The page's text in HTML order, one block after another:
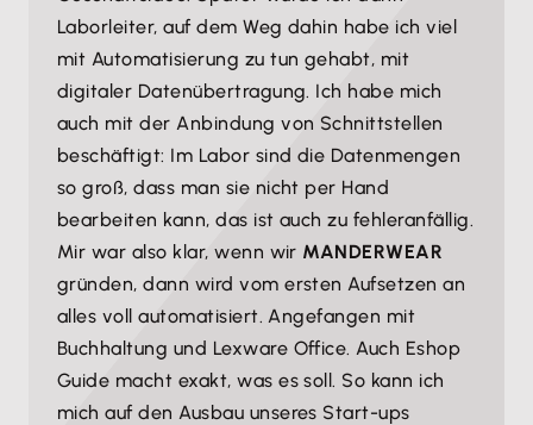
kurz prüfen muss.“
vorkamen
Alexis Knell: „Wir sind direkt auf diesem hohem
Automatisierungsgrad eingestiegen, unter anderem
auch damit unser Business zukunftssicher ist. Denn
Automatisierung spart auch sehr viel Zeit, die dann
für andere Aufgaben freigegeben wird. Man muss
ganz klar sagen: Hätten wir weder Lexware Office
noch die Eshop Guide Schnittstelle oder die anderen
Anbindungen, dann müssten wir alles händisch
machen. Das wäre für uns überhaupt nicht machbar.
So aber ist es super, alles läuft einwandfrei.“
verbucht. Parallel bekommt der Kunde per Mail
sofort die Rechnung – Alexis muss nur noch in
Shopify auf „Artikel ausführen“ gehen und das
Produkt versenden.
Alexis Knell: „Wir schauen häufig auf das Dashboard,
einfach um einen Quick-and-Dirty-Überblick zu
kriegen. Wir nutzen den Bankabgleich mit 6
verschiedenen angebunden Konten, angefangen
mit unseremGeschäftskonto, das ist extrem
komfortabel.“
Laborleiter, auf dem Weg dahin habe ich viel
mit Automatisierung zu tun gehabt, mit
digitaler Datenübertragung. Ich habe mich
auch mit der Anbindung von Schnittstellen
beschäftigt: Im Labor sind die Datenmengen
so groß, dass man sie nicht per Hand
bearbeiten kann, das ist auch zu fehleranfällig.
Mir war also klar, wenn wir MANDERWEAR
gründen, dann wird vom ersten Aufsetzen an
alles voll automatisiert. Angefangen mit
Buchhaltung und Lexware Office. Auch Eshop
Guide macht exakt, was es soll. So kann ich
mich auf den Ausbau unseres Start-ups